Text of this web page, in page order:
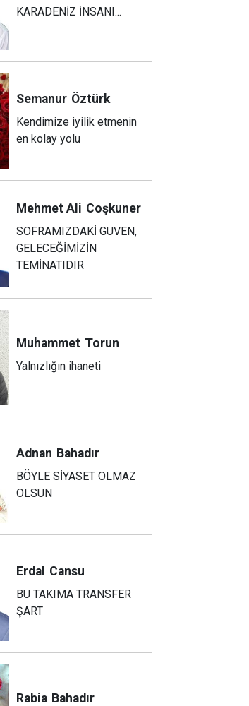
KARADENİZ İNSANI...
Semanur Öztürk
Kendimize iyilik etmenin
en kolay yolu
Mehmet Ali Coşkuner
SOFRAMIZDAKİ GÜVEN,
GELECEĞİMİZİN
TEMİNATIDIR
Muhammet Torun
Yalnızlığın ihaneti
Adnan Bahadır
BÖYLE SİYASET OLMAZ
OLSUN
Erdal Cansu
BU TAKIMA TRANSFER
ŞART
Rabia Bahadır